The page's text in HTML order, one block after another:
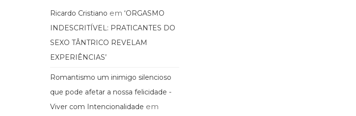
Ricardo Cristiano em ‘ORGASMO
INDESCRITÍVEL: PRATICANTES DO
SEXO TÂNTRICO REVELAM
EXPERIÊNCIAS’
Romantismo um inimigo silencioso
que pode afetar a nossa felicidade -
Viver com Intencionalidade em